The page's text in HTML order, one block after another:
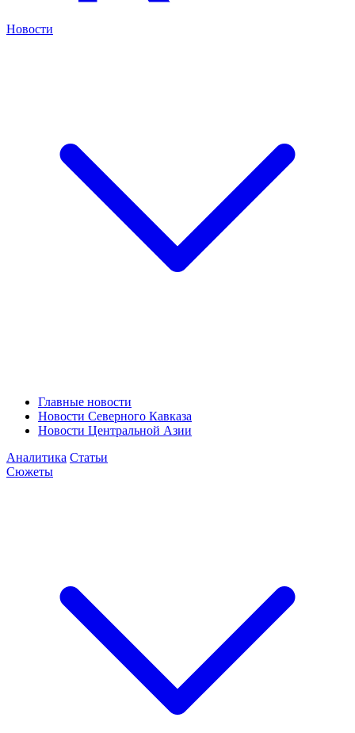
Новости
Главные новости
Новости Северного Кавказа
Новости Центральной Азии
Аналитика Статьи
Сюжеты